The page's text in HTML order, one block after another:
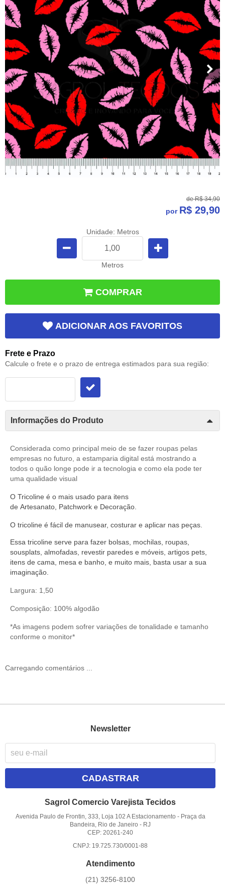
de R$ 34,90
por R$ 29,90
Unidade: Metros
Metros
COMPRAR
ADICIONAR AOS FAVORITOS
Frete e Prazo
Calcule o frete e o prazo de entrega estimados para sua região:
Informações do Produto
Considerada como principal meio de se fazer roupas pelas
empresas no futuro, a estamparia digital está mostrando a
todos o quão longe pode ir a tecnologia e como ela pode ter
uma qualidade visual
O Tricoline é o mais usado para itens
de Artesanato Patchwork e Decoração
O tricoline é fácil de manusear, costurar e aplicar nas peças.
Essa tricoline serve para fazer bolsas, mochilas, roupas,
sousplats, almofadas, revestir paredes e móveis, artigos pets,
itens de cama, mesa e banho, e muito mais, basta usar a sua
imaginação.
Largura: 1,50
Composição: 100% algodão
*As imagens podem sofrer variações de tonalidade e tamanho
conforme o monitor*
Carregando comentários ...
Newsletter
CADASTRAR
Sagrol Comercio Varejista Tecidos
Avenida Paulo de Frontin, 333, Loja 102 A Estacionamento - Praça da
Bandeira, Rio de Janeiro - RJ
CEP: 20261-240
CNPJ: 19.725.730/0001-88
Atendimento
(21) 3256-8100